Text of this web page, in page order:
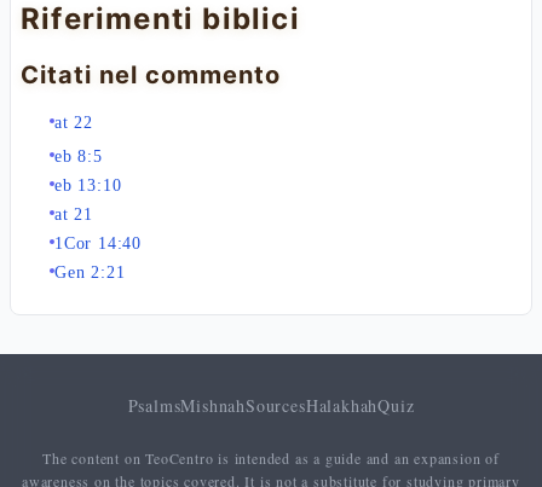
Riferimenti biblici
Citati nel commento
at 22
eb 8:5
eb 13:10
at 21
1Cor 14:40
Gen 2:21
PsalmsMishnahSourcesHalakhahQuiz
The content on TeoCentro is intended as a guide and an expansion of
awareness on the topics covered. It is not a substitute for studying primary